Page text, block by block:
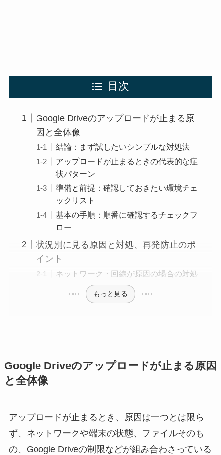
目次
Google Driveのアップロードが止まる原
因と全体像
結論：まず試したいシンプルな対処法
アップロードが止まるときの代表的な症
状パターン
準備と前提：確認しておきたい環境チェ
ックリスト
基本の手順：順番に確認するチェックフ
ロー
状況別に見る原因と対処、再発防止のポ
イント
ネットワーク・回線が原因の場合の対処
もっと見る
Google Driveのアップロードが止まる原因
と全体像
アップロードが止まるとき、原因は一つとは限ら
ず、ネットワークや端末の状態、ファイルそのも
の、Google Driveの制限などが組み合わさっている